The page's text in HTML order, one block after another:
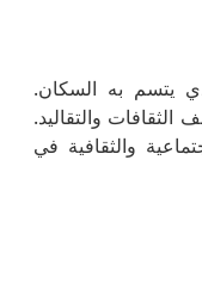
يتسم به السكان.
والتقاليد.
والثقافية في